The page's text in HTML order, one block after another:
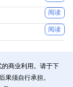
阅读
阅读
商业利用。请于下
果须自行承担。